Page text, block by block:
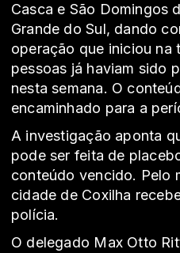
Casca e São Domingos
Grande do Sul, dando
operação que iniciou na
pessoas já haviam sido
nesta semana. O
encaminhado para a
A investigação aponta
pode ser feita de
conteúdo vencido. Pelo
cidade de Coxilha
polícia.
O delegado Max Otto